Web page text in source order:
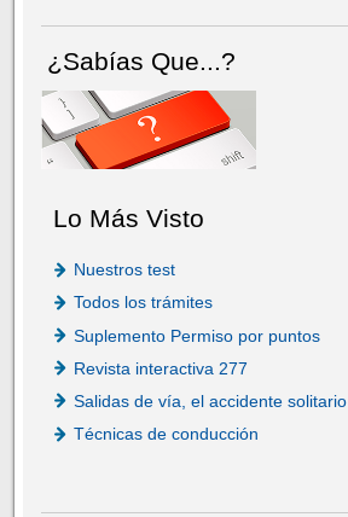
¿Sabías Que...?
Lo Más Visto
Nuestros test
Todos los trámites
Suplemento Permiso por puntos
Revista interactiva 277
Salidas de vía, el accidente solitario
Técnicas de conducción